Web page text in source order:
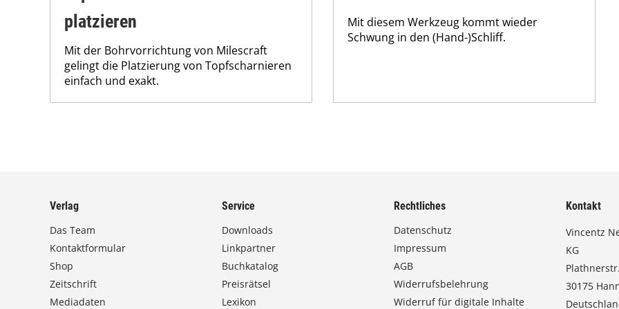
platzieren
Mit der Bohrvorrichtung von Milescraft
gelingt die Platzierung von Topfscharnieren
einfach und exakt.
Mit diesem Werkzeug kommt wieder
Schwung in den (Hand-)Schliff.
Verlag
Das Team
Kontaktformular
Shop
Zeitschrift
Mediadaten
Service
Downloads
Linkpartner
Buchkatalog
Preisrätsel
Lexikon
Rechtliches
Datenschutz
Impressum
AGB
Widerrufsbelehrung
Widerruf für digitale Inhalte
Kontakt
Vincentz
KG
30175